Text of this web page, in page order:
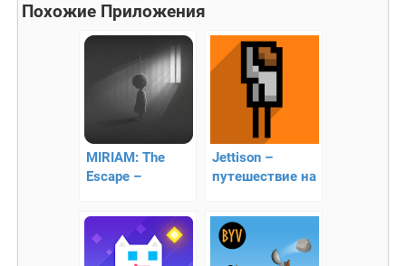
Похожие Приложения
MIRIAM: The
Escape –
девочке дойти
до конца
Jettison –
путешествие на